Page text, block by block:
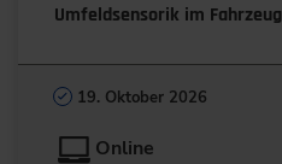
Umfeldsensorik im Fahrzeug
19. Oktober 2026
Online